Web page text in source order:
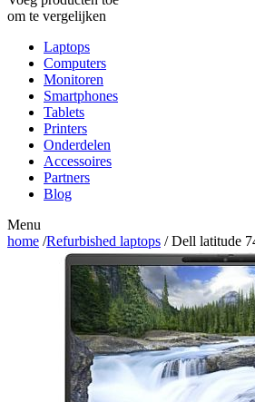
om te vergelijken
Laptops
Computers
Monitoren
Smartphones
Tablets
Printers
Onderdelen
Accessoires
Partners
Blog
Menu
home /Refurbished laptops / Dell latitude